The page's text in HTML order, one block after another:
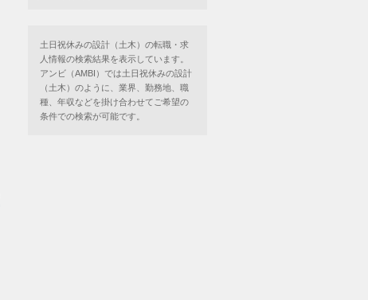
土日祝休みの設計（土木）の転職・求
人情報の検索結果を表示しています。
アンビ（AMBI）では土日祝休みの設計
（土木）のように、業界、勤務地、職
種、年収などを掛け合わせてご希望の
条件での検索が可能です。